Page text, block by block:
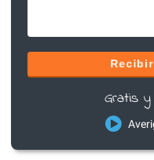
Gratis